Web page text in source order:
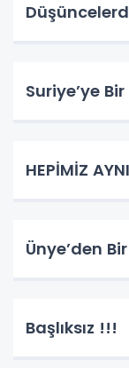
Suriye’ye
HEPİMİZ
Ünye’den
Başlıksız !!!